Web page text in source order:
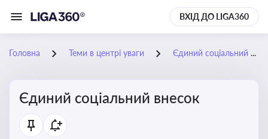
ВХІД ДО LIGA360
Головна Теми в центрі уваги Єдиний соціальний внесок
Єдиний соціальний внесок